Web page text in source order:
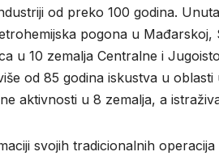
od preko 100 godina.
pogona u
u 10 zemalja Centralne i
od 85 godina iskustva u
aktivnosti u 8 zemalja, a
svojih tradicionalnih